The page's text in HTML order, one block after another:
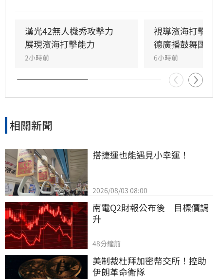
漢光42無人機秀攻擊力
展現濱海打擊能力
2小時前
視導濱海打擊
德廣播鼓舞國軍
6小時前
相關新聞
搭捷運也能遇見小幸運！
2026/08/03 08:00
南電Q2財報公布後　目標價調
升
48分鐘前
美制裁杜拜加密幣交所！控助
伊朗革命衛隊